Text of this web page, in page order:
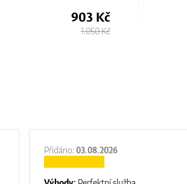
903 Kč
1.050 Kč
Přidáno:03.08.2026